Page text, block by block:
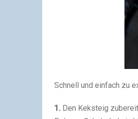
Schnell und einfach zu
1. Den Keksteig